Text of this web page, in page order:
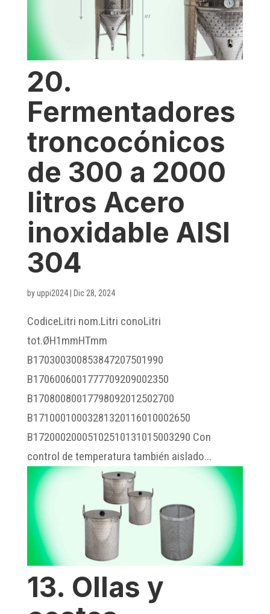
20.
Fermentadores
troncocónicos
de 300 a 2000
litros Acero
inoxidable AISI
304
byuppi2024| Dic 28, 2024
CodiceLitri nom.Litri conoLitri
tot.ØH1mmHTmm
B170300300853847207501990
B1706006001777709209002350
B17080080017798092012502700
B17100010003281320116010002650
B17200020005102510131015003290 Con
control de temperatura también aislado...
13. Ollas y